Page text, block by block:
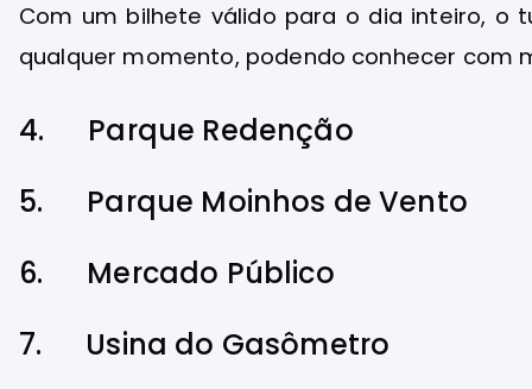
Com um bilhete válido para o dia inteiro, o
qualquer momento, podendo conhecer com
4. Parque Redenção
5. Parque Moinhos de Vento
6. Mercado Público
7. Usina do Gasômetro